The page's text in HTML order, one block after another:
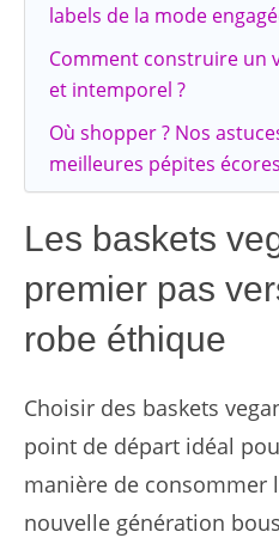
labels de la mode
Comment construire un
et intemporel ?
Où shopper ? Nos
meilleures pépites
Les baskets
premier pas
robe éthique
Choisir des baskets
point de départ idéal
manière de consommer
nouvelle génération